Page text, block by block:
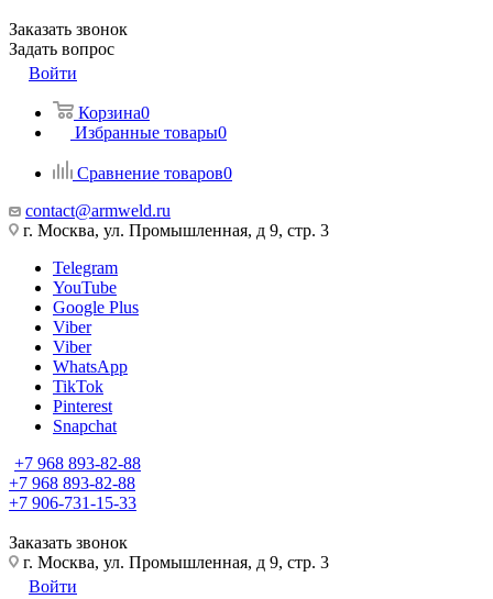
Заказать звонок
Задать вопрос
Войти
Корзина0
Избранные товары0
Сравнение товаров0
contact@armweld.ru
г. Москва, ул. Промышленная, д 9, стр. 3
Telegram
YouTube
Google Plus
Viber
Viber
WhatsApp
TikTok
Pinterest
Snapchat
+7 968 893-82-88
+7 968 893-82-88
+7 906-731-15-33
Заказать звонок
г. Москва, ул. Промышленная, д 9, стр. 3
Войти